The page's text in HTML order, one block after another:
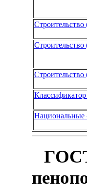
Строительство
Строительство
Строительство
Национальные